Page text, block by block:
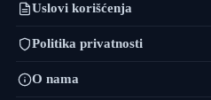
Uslovi korišćenja
Politika privatnosti
O nama